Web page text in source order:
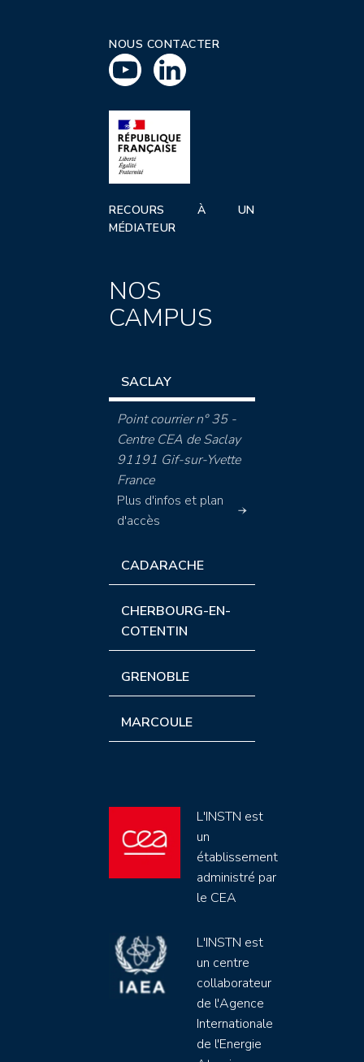
NOUS CONTACTER
RECOURS À UN
MÉDIATEUR
NOS
CAMPUS
SACLAY
Point courrier n° 35 -
Centre CEA de Saclay
91191 Gif-sur-Yvette
France
Plus d'infos et plan
d'accès
CADARACHE
CHERBOURG-EN-
COTENTIN
GRENOBLE
MARCOULE
L'INSTN est
un
établissement
administré par
le CEA
L'INSTN est
un centre
collaborateur
de l'Agence
Internationale
de l'Energie